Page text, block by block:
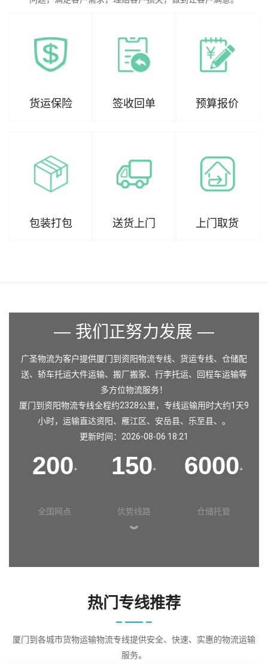
货运保险 签收回单 预算报价
包装打包 送货上门 上门取货
— 我们正努力发展 —
广圣物流为客户提供厦门到资阳物流专线、货运专线、仓储配
送、轿车托运大件运输、搬厂搬家、行李托运、回程车运输等
多方位物流服务！
厦门到资阳物流专线全程约2328公里，专线运输用时大约1天9
小时，运输直达资阳、雁江区、安岳县、乐至县、。
更新时间：2026-08-06 18:21
200+
全国网点
150+
优势线路
6000+
仓储托管
︾
热门专线推荐
厦门到各城市货物运输物流专线提供安全、快速、实惠的物流运输
服务。